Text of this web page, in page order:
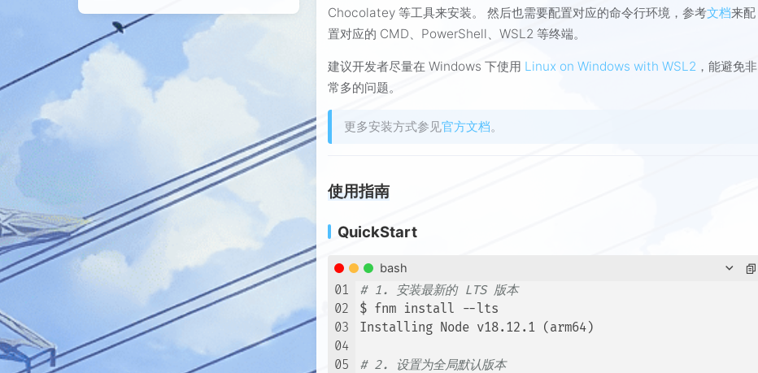
Chocolatey 等工具来安装。 然后也需要配置对应的命令行环境，参考文档来配
置对应的 CMD、PowerShell、WSL2 等终端。
建议开发者尽量在 Windows 下使用 Linux on Windows with WSL2 ，能避免非
常多的问题。
更多安装方式参见官方文档。
使用指南
QuickStart
bash
01
02
03
04
05
# 1. 安装最新的 LTS 版本
$ fnm install --lts
Installing Node v18.12.1 (arm64)
# 2. 设置为全局默认版本